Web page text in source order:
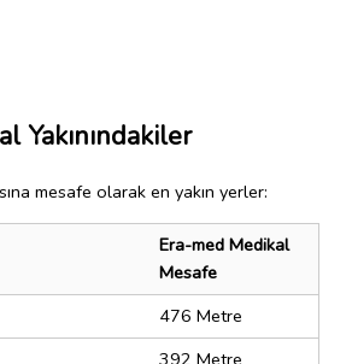
Yakınındakiler
mesafe olarak en yakın yerler:
Era-med Medikal
Mesafe
476 Metre